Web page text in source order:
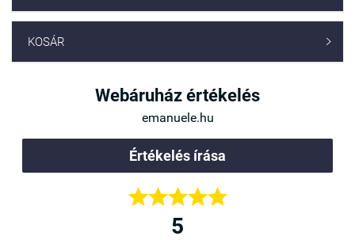
KOSÁR 
Webáruház értékelés
emanuele.hu
Értékelés írása

5